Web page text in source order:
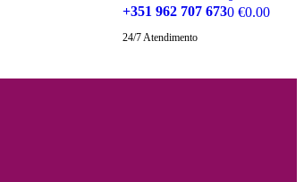
+351 962 707 673
24/7 Atendimento
0 €0.00